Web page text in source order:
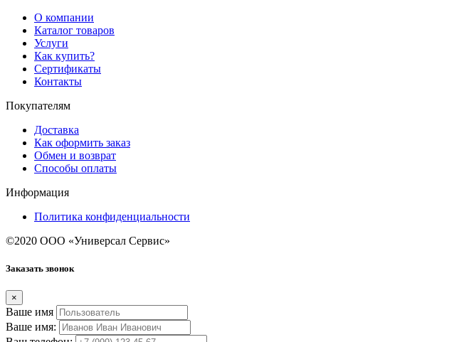
О компании
Каталог товаров
Услуги
Как купить?
Сертификаты
Контакты
Покупателям
Доставка
Как оформить заказ
Обмен и возврат
Способы оплаты
Информация
Политика конфиденциальности
©2020 ООО «Универсал Сервис»
Заказать звонок
×
Ваше имя
Ваше имя: